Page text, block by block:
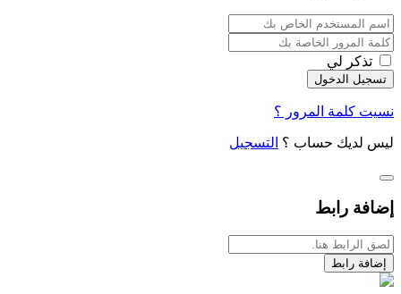
تذكر لي
نسيت كلمة المرور ؟
ليس لديك حساب ؟ التسجيل
إضافة رابط
إضافة رابط